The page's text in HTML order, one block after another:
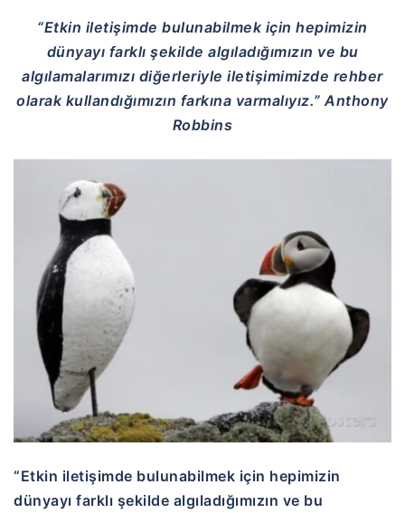
“Etkin iletişimde bulunabilmek için hepimizin
dünyayı farklı şekilde algıladığımızın ve bu
algılamalarımızı diğerleriyle iletişimimizde rehber
olarak kullandığımızın farkına varmalıyız.” Anthony
Robbins
“Etkin iletişimde bulunabilmek için hepimizin
dünyayı farklı şekilde algıladığımızın ve bu